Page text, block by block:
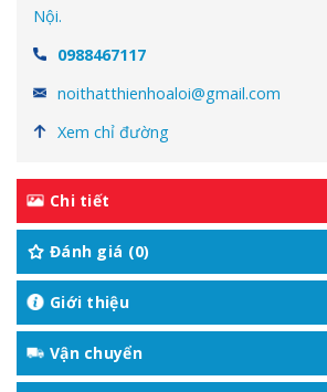
Nội.
0988467117
noithatthienhoaloi@gmail.com
Xem chỉ đường
Chi tiết
Đánh giá (0)
Giới thiệu
Vận chuyển